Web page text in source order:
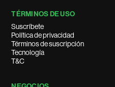
TÉRMINOS DE USO
Suscríbete
Política de privacidad
Términos de suscripción
Tecnología
T&C